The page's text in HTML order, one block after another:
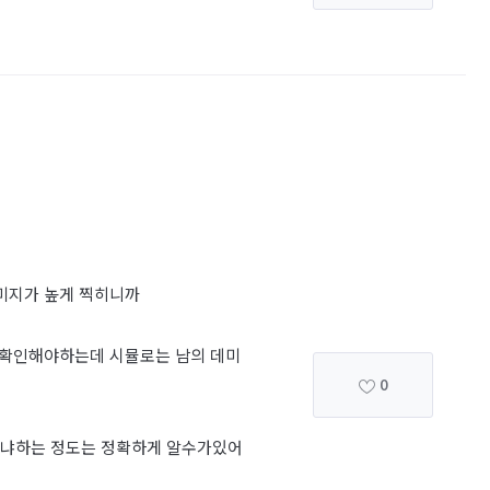
지가 높게 찍히니까
인해야하는데 시뮬로는 남의 데미
하는 정도는 정확하게 알수가있어
0